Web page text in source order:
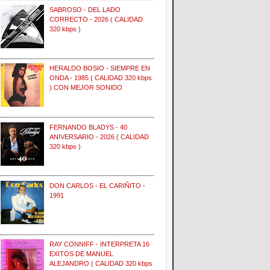
SABROSO - DEL LADO
CORRECTO - 2026 ( CALIDAD
320 kbps )
HERALDO BOSIO - SIEMPRE EN
ONDA - 1985 ( CALIDAD 320 kbps
) CON MEJOR SONIDO
FERNANDO BLADYS - 40
ANIVERSARIO - 2026 ( CALIDAD
320 kbps )
DON CARLOS - EL CARIÑITO -
1991
RAY CONNIFF - INTERPRETA 16
EXITOS DE MANUEL
ALEJANDRO ( CALIDAD 320 kbps